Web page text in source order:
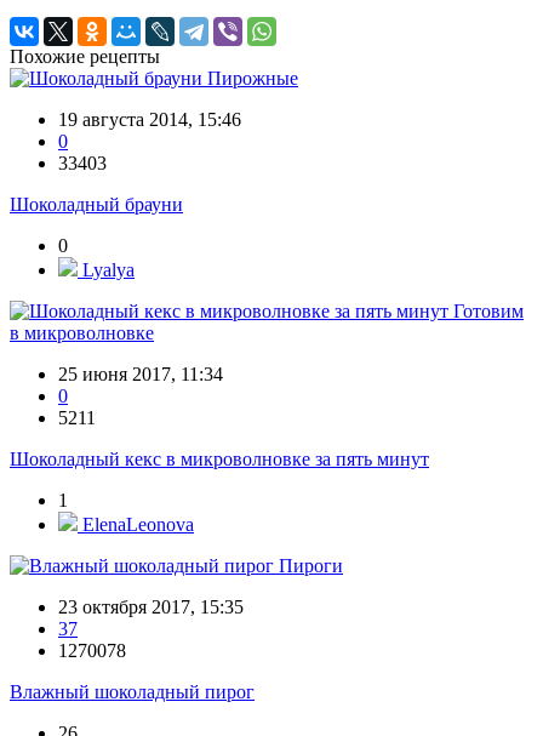
Похожие рецепты
Пирожные
19 августа 2014, 15:46
0
33403
Шоколадный брауни
0
Lyalya
Готовим
в микроволновке
25 июня 2017, 11:34
0
5211
Шоколадный кекс в микроволновке за пять минут
1
ElenaLeonova
Пироги
23 октября 2017, 15:35
37
1270078
Влажный шоколадный пирог